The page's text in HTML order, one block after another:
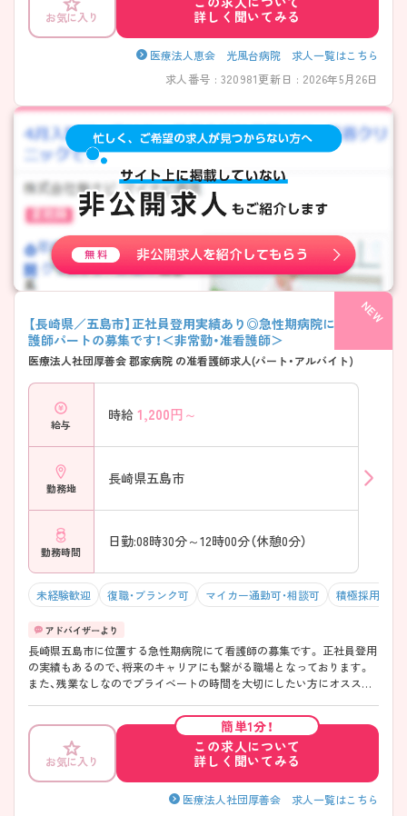
お気に入り
詳しく聞いてみる
医療法人恵会 光風台病院 求人一覧はこちら
求人番号 : 320981更新日 : 2026年5月26日
【長崎県／五島市】正社員登用実績あり◎急性期病院にて准看
護師パートの募集です！＜非常勤・准看護師＞
医療法人社団厚善会 郡家病院 の准看護師求人(パート・アルバイト)
給与
時給 1,200円～
勤務地
長崎県五島市
勤務時間
日勤:08時30分～12時00分（休憩0分）
未経験歓迎 復職・ブランク可 マイカー通勤可・相談可 積極採用中
長崎県五島市に位置する急性期病院にて看護師の募集です。 正社員登用
の実績もあるので、将来のキャリアにも繋がる職場となっております。
また、残業なしなのでプライベートの時間を大切にしたい方にオススメ
お気に入り
簡単1分！
この求人について
詳しく聞いてみる
医療法人社団厚善会 求人一覧はこちら